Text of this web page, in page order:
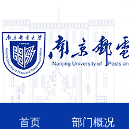
首页 部门概况